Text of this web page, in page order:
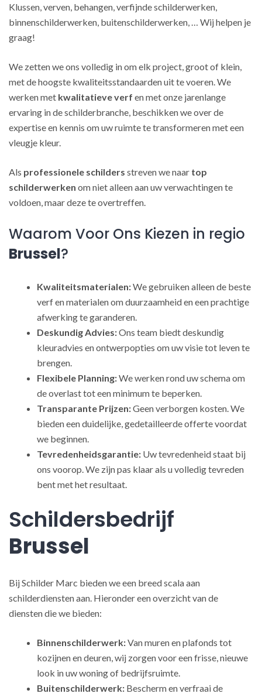
Klussen, verven, behangen, verfijnde schilderwerken,
binnenschilderwerken, buitenschilderwerken, … Wij helpen je
graag!
We zetten we ons volledig in om elk project, groot of klein,
met de hoogste kwaliteitsstandaarden uit te voeren. We
werken met kwalitatieve verf en met onze jarenlange
ervaring in de schilderbranche, beschikken we over de
expertise en kennis om uw ruimte te transformeren met een
vleugje kleur.
Als professionele schilders streven we naar top
schilderwerken om niet alleen aan uw verwachtingen te
voldoen, maar deze te overtreffen.
Waarom Voor Ons Kiezen in regio
Brussel?
Kwaliteitsmaterialen:We gebruiken alleen de beste
verf en materialen om duurzaamheid en een prachtige
afwerking te garanderen.
Deskundig Advies:Ons team biedt deskundig
kleuradvies en ontwerpopties om uw visie tot leven te
brengen.
Flexibele Planning:We werken rond uw schema om
de overlast tot een minimum te beperken.
Transparante Prijzen:Geen verborgen kosten. We
bieden een duidelijke, gedetailleerde offerte voordat
we beginnen.
Tevredenheidsgarantie: Uw tevredenheid staat bij
ons voorop. We zijn pas klaar als u volledig tevreden
bent met het resultaat.
Schildersbedrijf
Brussel
Bij Schilder Marc bieden we een breed scala aan
schilderdiensten aan. Hieronder een overzicht van de
diensten die we bieden:
Binnenschilderwerk:Van muren en plafonds tot
kozijnen en deuren, wij zorgen voor een frisse, nieuwe
look in uw woning of bedrijfsruimte.
Buitenschilderwerk: Bescherm en verfraai de